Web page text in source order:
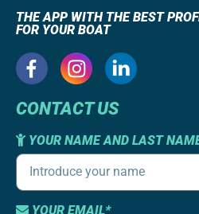
THE APP WITH THE BEST
FOR YOUR BOAT
CONTACT US
YOUR NAME AND LAST
YOUR EMAIL*